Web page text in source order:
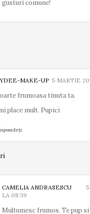
gusturi comune!
MAKE-UP 5 MARTIE
frumoasa tinuta ta.
place mult. Pupici
CAMELIA ANDRASESCU
LA 08:39
Multumesc frumos. Te pup si